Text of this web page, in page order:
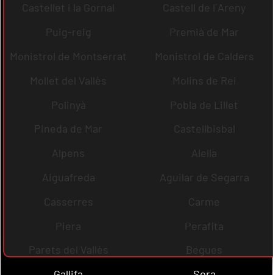
Castellet i la Gornal
Castell de l´Areny
Puig-reig
Premià de Mar
Monistrol de Montserrat
Monistrol de Calders
Mollet del Vallès
Molins de Rei
Polinyà
Pobla de Lillet
Pineda de Mar
Castellbisbal
Alpens
Alella
Aiguafreda
Aguilar de Segarra
Casserres
Carme
Piera
Perafita
Parets del Vallès
Begues